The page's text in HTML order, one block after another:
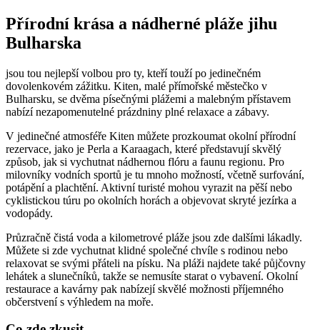
Přírodní krása a nádherné pláže jihu
Bulharska
jsou tou nejlepší volbou pro ty, kteří touží po jedinečném
dovolenkovém zážitku. Kiten, malé přímořské městečko v
Bulharsku, se dvěma písečnými plážemi a malebným přístavem
nabízí nezapomenutelné prázdniny plné relaxace a zábavy.
V jedinečné atmosféře Kiten můžete prozkoumat okolní přírodní
rezervace, jako je Perla a Karaagach, které představují skvělý
způsob, jak si vychutnat nádhernou flóru a faunu regionu. Pro
milovníky vodních sportů je tu mnoho možností, včetně surfování,
potápění a plachtění. Aktivní turisté mohou vyrazit na pěší nebo
cyklistickou túru po okolních horách a objevovat skryté jezírka a
vodopády.
Průzračně čistá voda a kilometrové pláže jsou zde dalšími lákadly.
Můžete si zde vychutnat klidné společné chvíle s rodinou nebo
relaxovat se svými přáteli na písku. Na pláži najdete také půjčovny
lehátek a slunečníků, takže se nemusíte starat o vybavení. Okolní
restaurace a kavárny pak nabízejí skvělé možnosti příjemného
občerstvení s výhledem na moře.